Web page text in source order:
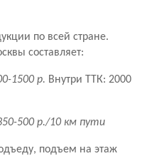
по всей стране.
составляет:
1500 р. Внутри ТТК: 2000
500 р./10 км пути
подъем на этаж